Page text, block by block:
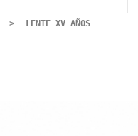
LENTE XV AÑOS